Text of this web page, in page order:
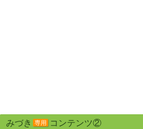
みづき 専用 コンテンツ②